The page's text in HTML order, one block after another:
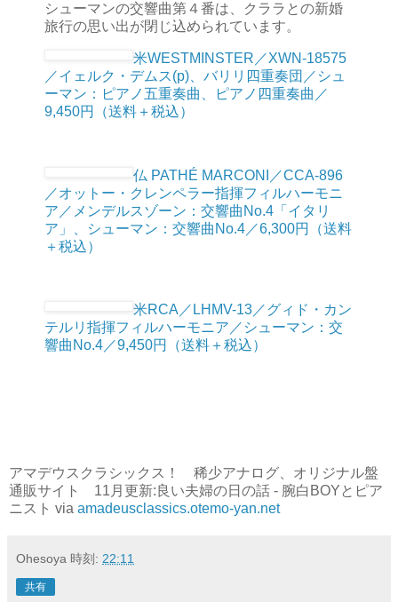
シューマンの交響曲第４番は、クララとの新婚
旅行の思い出が閉じ込められています。
米WESTMINSTER／XWN-18575
／イェルク・デムス(p)、バリリ四重奏団／シュ
ーマン：ピアノ五重奏曲、ピアノ四重奏曲／
9,450円（送料＋税込）
仏 PATHÉ MARCONI／CCA-896
／オットー・クレンペラー指揮フィルハーモニ
ア／メンデルスゾーン：交響曲No.4「イタリ
ア」、シューマン：交響曲No.4／6,300円（送料
＋税込）
米RCA／LHMV-13／グィド・カン
テルリ指揮フィルハーモニア／シューマン：交
響曲No.4／9,450円（送料＋税込）
アマデウスクラシックス！ 稀少アナログ、オリジナル盤
通販サイト 11月更新:良い夫婦の日の話 - 腕白BOYとピア
ニスト via amadeusclassics.otemo-yan.net
Ohesoya 時刻: 22:11
共有